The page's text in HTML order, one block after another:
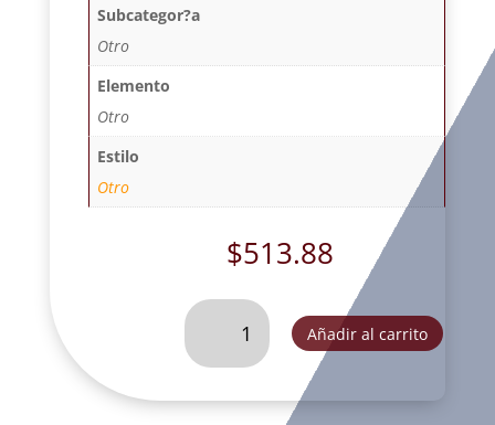
Subcategor?a
Otro
Elemento
Otro
Estilo
Otro
$513.88
CABALLO
REDONDA
VIEJO-
Añadir al carrito